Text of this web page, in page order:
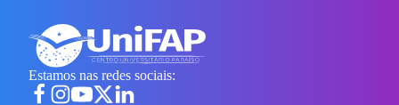
Estamos nas redes sociais: